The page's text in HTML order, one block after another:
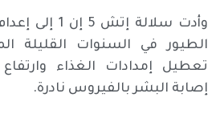
وأدت سلالة
الطيور في السنوات القليلة
تعطيل إمدادات الغذاء
إصابة البشر بالفيروس نادرة.